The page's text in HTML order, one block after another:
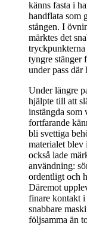
känns fasta i
handflata som
stången. I
märktes det
tyngre stänger
under pass där
Under längre
hjälpte till att
instängda som
fortfarande
bli svettiga
materialet blev
också lade
användning:
ordentligt och
Däremot
finare kontakt i
snabbare
följsamma än